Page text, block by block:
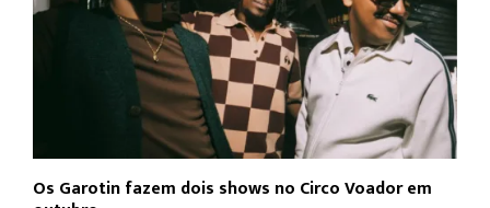
Os Garotin fazem dois shows no Circo Voador em